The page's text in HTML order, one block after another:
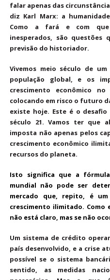
falar apenas das
diz Karl Marx: a
Como a fará e com que
inesperados, são questões
previsão do historiador.
Vivemos meio século de
população global, e os
crescimento econômico
colocando em risco o futuro
existe hoje. Este é o
século 21. Vamos ter que
imposta não apenas pelos
crescimento econômico
recursos do planeta.
Isto significa que a
mundial não pode ser
mercado que, repito, é
crescimento ilimitado. Como
não está claro, mas se não
Um sistema de crédito
país desenvolvido, e a crise
possível se o sistema
sentido, as medidas